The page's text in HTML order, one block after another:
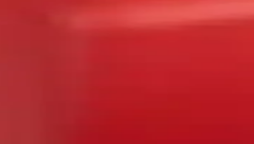
ve Kullanıcı Yorumları
kullanım kolaylığı sağlar, farklı
Performans ve Çok
dakika hızıyla tekstil ve hazır giyim